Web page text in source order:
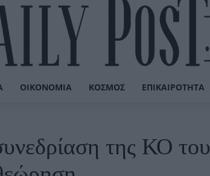
ΟΙΚΟΝΟΜΊΑ ΚΌΣΜΟΣ ΕΠΙΚΑΙΡΌΤΗΤΑ
της ΚΟ του